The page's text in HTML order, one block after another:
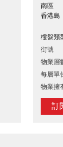
南區
香港島
樓盤類
街號
物業層
每層單
物業擁
訂